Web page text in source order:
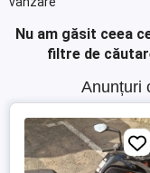
Nu am găsit ceea
filtre de
Anunțuri